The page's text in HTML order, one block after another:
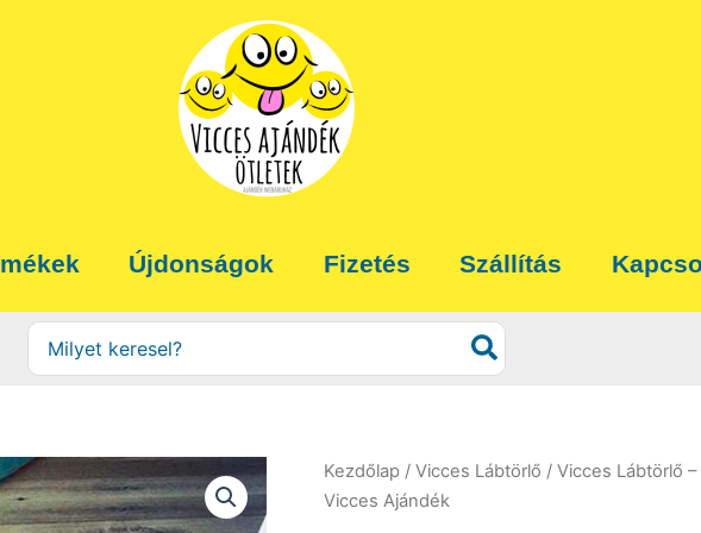
Újdonságok Fizetés Szállítás
Search
for:
Kezdőlap / Vicces Lábtörlő / Vicces Lábtörlő
Vicces Ajándék